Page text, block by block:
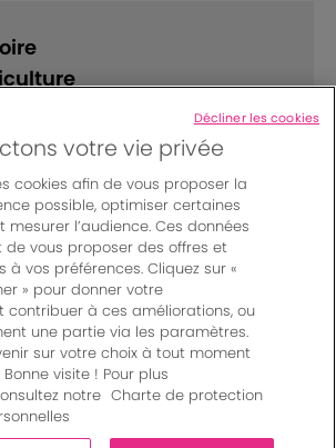
And More | Rue Jean Samazeuilh - CS
Bordeaux cedex - France
Mentions légales|
général des manifestations
par Bordeaux Events And More
des données personnelles
votre vie privée
cookies afin de vous proposer la
possible, optimiser certaines
l’audience. Ces données
vous proposer des offres et
à vos préférences. Cliquez sur «
» pour donner votre
contribuer à ces améliorations, ou
une partie via les paramètres.
sur votre choix à tout moment
visite ! Pour plus
notre Charte de protection
Décliner les cookies